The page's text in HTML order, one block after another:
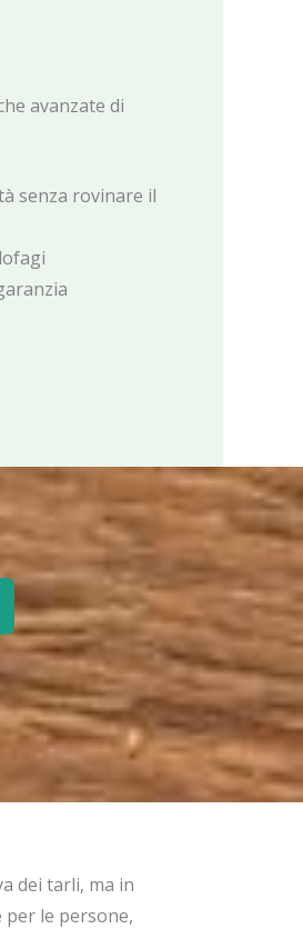
avanzate di
senza rovinare il
dei tarli, ma in
per le persone,